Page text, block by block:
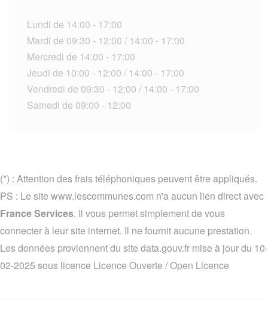
Lundi de 14:00 - 17:00
Mardi de 09:30 - 12:00 / 14:00 - 17:00
Mercredi de 14:00 - 17:00
Jeudi de 10:00 - 12:00 / 14:00 - 17:00
Vendredi de 09:30 - 12:00 / 14:00 - 17:00
Samedi de 09:00 - 12:00
(*) : Attention des frais téléphoniques peuvent être appliqués.
PS : Le site www.lescommunes.com n'a aucun lien direct avec
France Services. Il vous permet simplement de vous
connecter à leur site internet. Il ne fournit aucune prestation.
Les données proviennent du site data.gouv.fr mise à jour du 10-
02-2025 sous licence Licence Ouverte / Open Licence